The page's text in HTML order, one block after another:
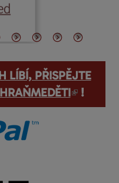
LÍBÍ, PŘISPĚJTE
!